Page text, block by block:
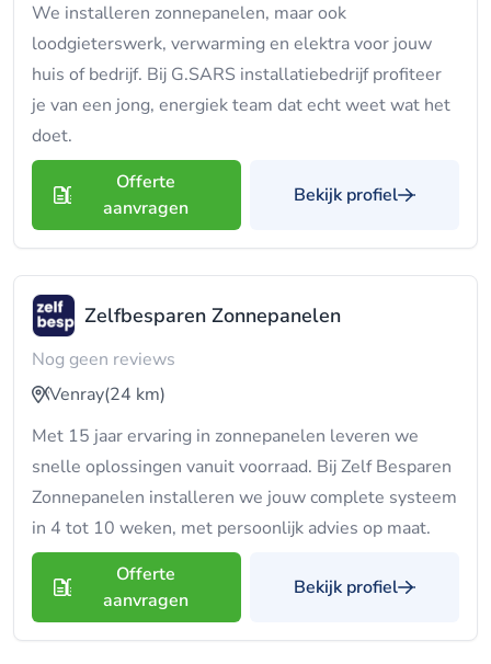
We installeren zonnepanelen, maar ook
loodgieterswerk, verwarming en elektra voor jouw
huis of bedrijf. Bij G.SARS installatiebedrijf profiteer
je van een jong, energiek team dat echt weet wat het
doet.
Offerte
aanvragen
Bekijk profiel
Zelfbesparen Zonnepanelen
Nog geen reviews
Venray(24 km)
Met 15 jaar ervaring in zonnepanelen leveren we
snelle oplossingen vanuit voorraad. Bij Zelf Besparen
Zonnepanelen installeren we jouw complete systeem
in 4 tot 10 weken, met persoonlijk advies op maat.
Offerte
aanvragen
Bekijk profiel